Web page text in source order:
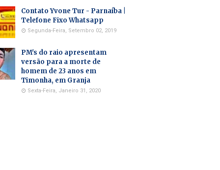
Contato Yvone Tur - Parnaíba |
Telefone Fixo Whatsapp
Segunda-Feira, Setembro 02, 2019
PM's do raio apresentam
versão para a morte de
homem de 23 anos em
Timonha, em Granja
Sexta-Feira, Janeiro 31, 2020